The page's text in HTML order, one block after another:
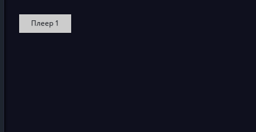
Плеер 1